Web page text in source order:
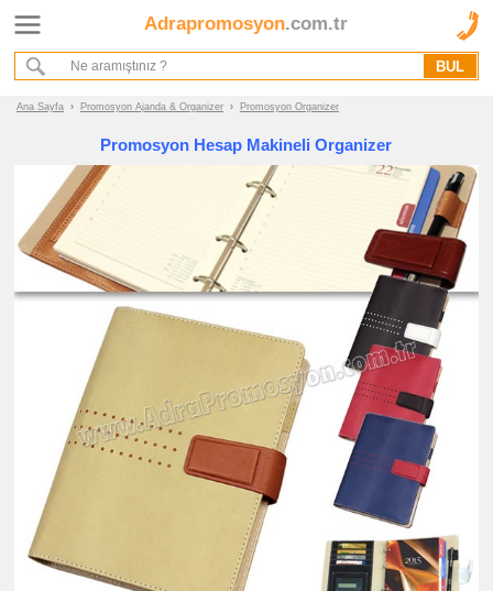
Adrapromosyon.com.tr
Ana Sayfa › Promosyon Ajanda & Organizer › Promosyon Organizer
Promosyon Hesap Makineli Organizer
Ana Sayfa
Hakkımızda
Kurumsal Hizmet Akışımız
Promosyon
Ürünleri
promosyon
Ajanda
&
Organizer
promosyon
Tarihsiz
Ajanda
Defteri
promosyon
Dikişli
Ajanda
promosyon
Sıvama